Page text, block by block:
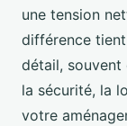
une tension
différence
détail,
la sécurité, la
votre